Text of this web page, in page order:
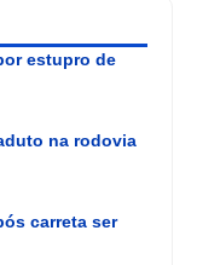
estupro de
na rodovia
carreta ser